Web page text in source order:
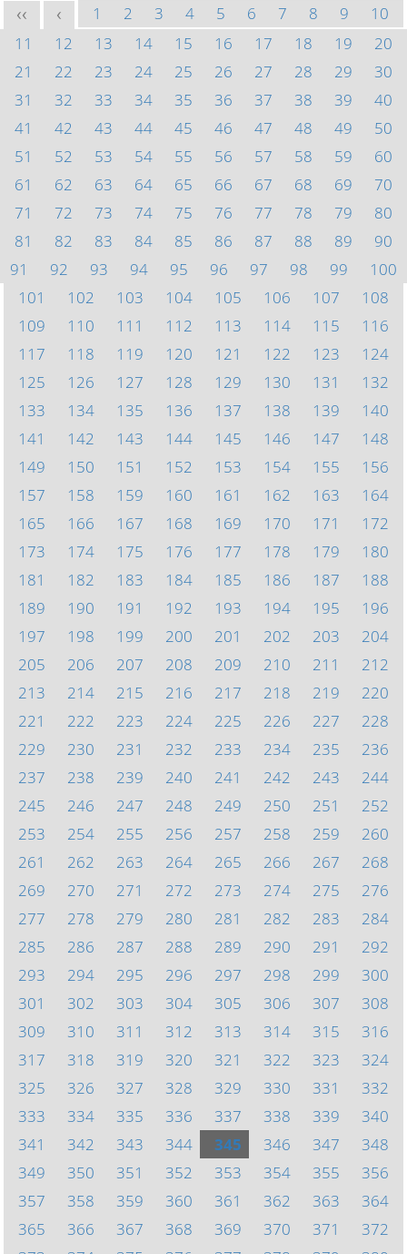
<< < 1 2 3 4 5 6 7 8 9
10
11
12 13 14 15 16 17 18 19
20
21
22 23 24 25 26 27 28 29
30
31
32 33 34 35 36 37 38 39
40
41
42 43 44 45 46 47 48 49
50
51
52 53 54 55 56 57 58 59
60
61
62 63 64 65 66 67 68 69
70
71
72 73 74 75 76 77 78 79
80
81
82 83 84 85 86 87 88 89
90
91
92 93 94 95 96 97 98 99
100
101
102 103 104 105 106 107
108
109
110 111 112 113 114 115
116
117
118 119 120 121 122 123
124
125
126 127 128 129 130 131
132
133
134 135 136 137 138 139
140
141
142 143 144 145 146 147
148
149
150 151 152 153 154 155
156
157
158 159 160 161 162 163
164
165
166 167 168 169 170 171
172
173
174 175 176 177 178 179
180
181
182 183 184 185 186 187
188
189
190 191 192 193 194 195
196
197
198 199 200 201 202 203
204
205
206 207 208 209 210 211
212
213
214 215 216 217 218 219
220
221
222 223 224 225 226 227
228
229
230 231 232 233 234 235
236
237
238 239 240 241 242 243
244
245
246 247 248 249 250 251
252
253
254 255 256 257 258 259
260
261
262 263 264 265 266 267
268
269
270 271 272 273 274 275
276
277
278 279 280 281 282 283
284
285
286 287 288 289 290 291
292
293
294 295 296 297 298 299
300
301
302 303 304 305 306 307
308
309
310 311 312 313 314 315
316
317
318 319 320 321 322 323
324
325
326 327 328 329 330 331
332
333
334 335 336 337 338 339
340
341
342 343 344 345 346 347
348
349
350 351 352 353 354 355
356
357
358 359 360 361 362 363
364
365
366 367 368 369 370 371
372